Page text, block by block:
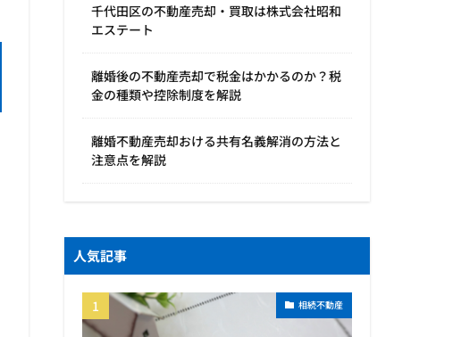
千代田区の不動産売却・買取は株式会社昭和
エステート
離婚後の不動産売却で税金はかかるのか？税
金の種類や控除制度を解説
離婚不動産売却おける共有名義解消の方法と
注意点を解説
人気記事
相続不動産